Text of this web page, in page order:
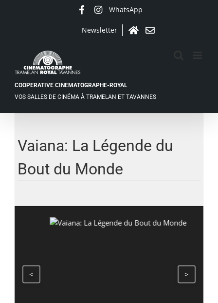
WhatsApp
Newsletter
AccueilContact
COOPERATIVE CINEMATOGRAPHE-ROYAL
VOS SALLES DE CINÉMA À TRAMELAN ET TAVANNES
agrandie
Vaiana: La Légende du
Bout du Monde
< >